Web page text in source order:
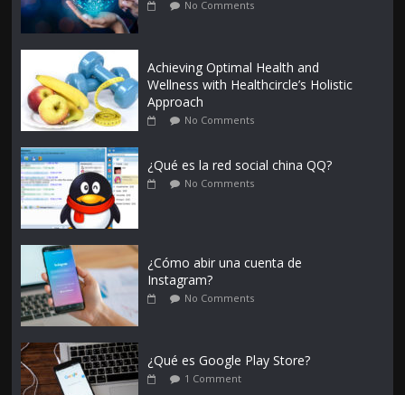
No Comments
Achieving Optimal Health and
Wellness with Healthcircle’s Holistic
Approach
No Comments
¿Qué es la red social china QQ?
No Comments
¿Cómo abir una cuenta de
Instagram?
No Comments
¿Qué es Google Play Store?
1 Comment